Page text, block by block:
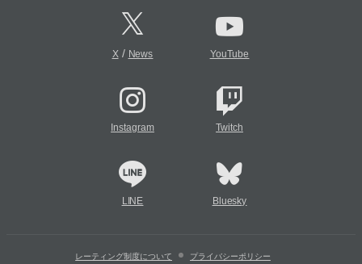
X/ News YouTube
Instagram Twitch
LINE Bluesky
レーティング制度について プライバシーポリシー